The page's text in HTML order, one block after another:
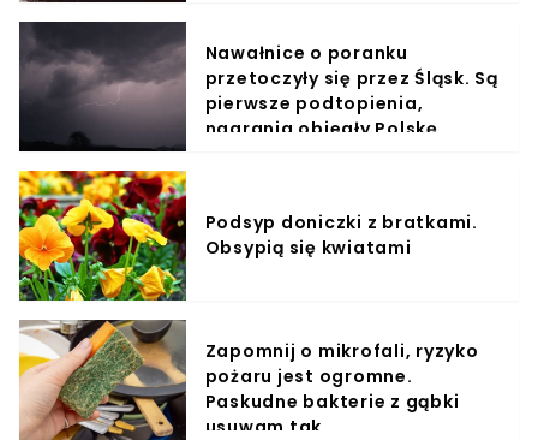
Nawałnice o poranku
przetoczyły się przez Śląsk. Są
pierwsze podtopienia,
nagrania obiegły Polskę
Podsyp doniczki z bratkami.
Obsypią się kwiatami
Zapomnij o mikrofali, ryzyko
pożaru jest ogromne.
Paskudne bakterie z gąbki
usuwam tak